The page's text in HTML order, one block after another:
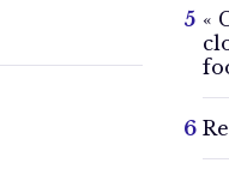
«